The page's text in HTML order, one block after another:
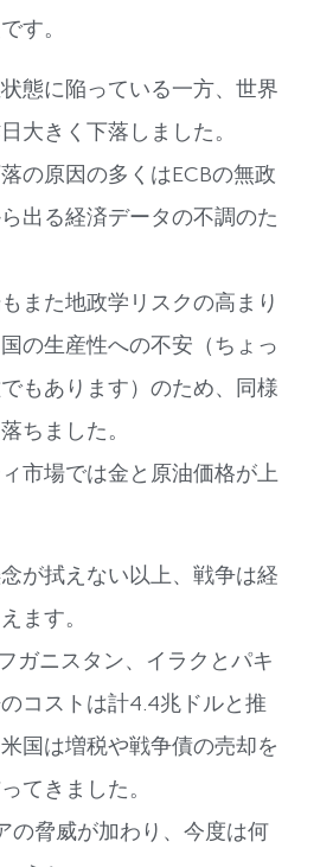
す。
態に陥っている一方、世界
大きく下落しました。
の原因の多くはECBの無政
出る経済データの不調のた
また地政学リスクの高まり
の生産性への不安（ちょっ
もあります）のため、同様
ちました。
市場では金と原油価格が上
が拭えない以上、戦争は経
ます。
ガニスタン、イラクとパキ
コストは計4.4兆ドルと推
国は増税や戦争債の売却を
てきました。
の脅威が加わり、今度は何